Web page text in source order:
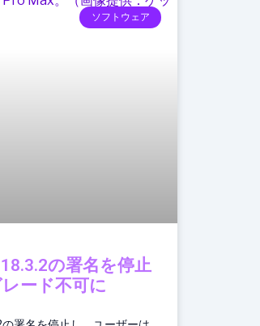
ソフトウェア
の署名を停止
ード不可に